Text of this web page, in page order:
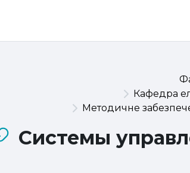
Кафедра
Методичне
Системы